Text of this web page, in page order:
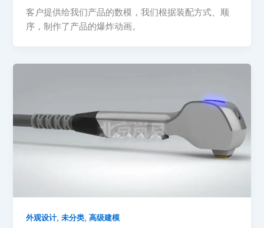
客户提供给我们产品的数模，我们根据装配方式、顺
序，制作了产品的爆炸动画。
外观设计,未分类,高级建模